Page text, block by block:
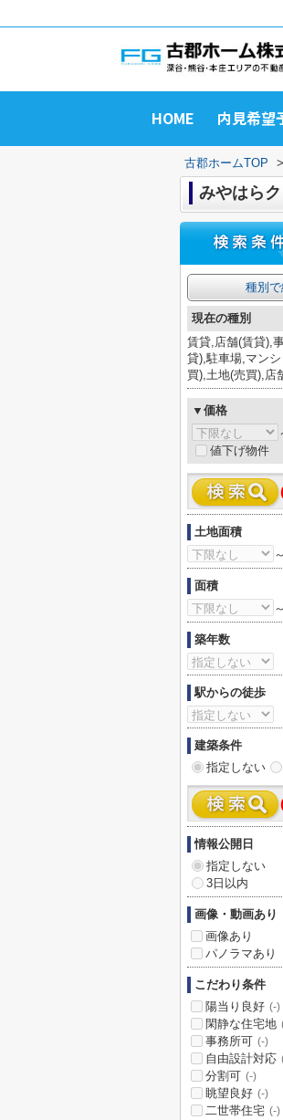
HOME 内見希望
古郡ホームTOP >
みやはら
種別
現在の種別
賃貸,店舗(賃貸),
貸),駐車場,マン
買),土地(売買),店
▼価格
値下げ物件
土地面積
～
面積
～
築年数
駅からの徒歩
建築条件
指定しない
情報公開日
指定しない
3日以内
画像・動画あり
画像あり
パノラマあり
こだわり条件
陽当り良好 (-)
閑静な住宅地
事務所可 (-)
自由設計対応
分割可 (-)
眺望良好 (-)
二世帯住宅 (-)